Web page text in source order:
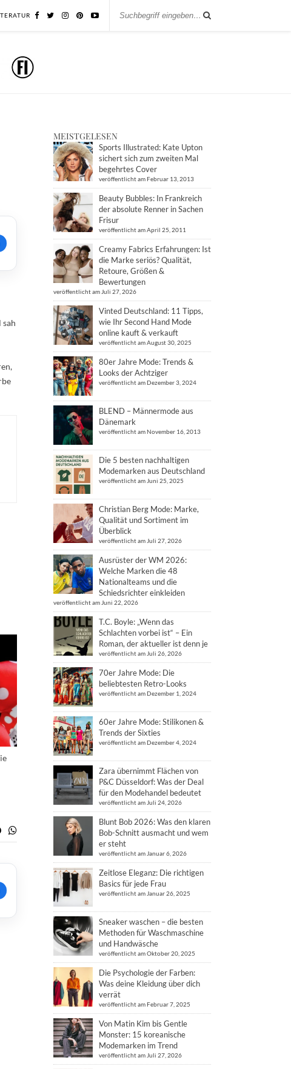
MEISTGELESEN
Sports Illustrated: Kate Upton
sichert sich zum zweiten Mal
begehrtes Cover
veröffentlicht am Februar 13, 2013
Beauty Bubbles: In Frankreich
der absolute Renner in Sachen
Frisur
veröffentlicht am April 25, 2011
Creamy Fabrics Erfahrungen: Ist
die Marke seriös? Qualität,
Retoure, Größen &
Bewertungen
veröffentlicht am Juli 27, 2026
Vinted Deutschland: 11 Tipps,
wie Ihr Second Hand Mode
online kauft & verkauft
veröffentlicht am August 30, 2025
80er Jahre Mode: Trends &
Looks der Achtziger
veröffentlicht am Dezember 3, 2024
BLEND – Männermode aus
Dänemark
veröffentlicht am November 16, 2013
Die 5 besten nachhaltigen
Modemarken aus Deutschland
veröffentlicht am Juni 25, 2025
Christian Berg Mode: Marke,
Qualität und Sortiment im
Überblick
veröffentlicht am Juli 27, 2026
Ausrüster der WM 2026:
Welche Marken die 48
Nationalteams und die
Schiedsrichter einkleiden
veröffentlicht am Juni 22, 2026
T.C. Boyle: „Wenn das
Schlachten vorbei ist“ – Ein
Roman, der aktueller ist denn je
veröffentlicht am Juli 26, 2026
70er Jahre Mode: Die
beliebtesten Retro-Looks
veröffentlicht am Dezember 1, 2024
60er Jahre Mode: Stilikonen &
Trends der Sixties
veröffentlicht am Dezember 4, 2024
Zara übernimmt Flächen von
P&C Düsseldorf: Was der Deal
für den Modehandel bedeutet
veröffentlicht am Juli 24, 2026
Blunt Bob 2026: Was den klaren
Bob-Schnitt ausmacht und wem
er steht
veröffentlicht am Januar 6, 2026
Zeitlose Eleganz: Die richtigen
Basics für jede Frau
veröffentlicht am Januar 26, 2025
Sneaker waschen – die besten
Methoden für Waschmaschine
und Handwäsche
veröffentlicht am Oktober 20, 2025
Die Psychologie der Farben:
Was deine Kleidung über dich
verrät
veröffentlicht am Februar 7, 2025
Von Matin Kim bis Gentle
Monster: 15 koreanische
Modemarken im Trend
veröffentlicht am Juli 27, 2026